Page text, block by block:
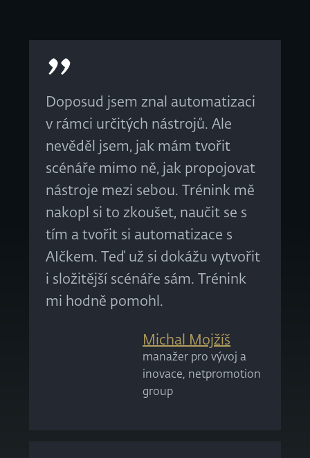
Doposud jsem znal automatizaci
v rámci určitých nástrojů. Ale
nevěděl jsem, jak mám tvořit
scénáře mimo ně, jak propojovat
nástroje mezi sebou. Trénink mě
nakopl si to zkoušet, naučit se s
tím a tvořit si automatizace s
AIčkem. Teď už si dokážu vytvořit
i složitější scénáře sám. Trénink
mi hodně pomohl.
Michal Mojžíš
manažer pro vývoj a
inovace, netpromotion
group